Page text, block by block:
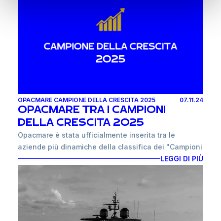
significativo e, quindi, ponendosi come “motore” di
crescita e sviluppo ma anche in valorizzazione delle
competenze produttive locali.
OPACMARE CAMPIONE DELLA CRESCITA 2025 07.11.24
OPACMARE TRA I CAMPIONI
DELLA CRESCITA 2025
Opacmare è stata ufficialmente inserita tra le
aziende più dinamiche della classifica dei "Campioni
della Crescita 2025", un prestigioso riconoscimento
novembre 2024 su “La Repubblica Affari & Finanza”.
In questa edizione speciale, saranno celebrati i primi
600 classificati, mentre l'elenco completo delle 800
aziende premiate sarà reso disponibile online il
LEGGI DI PIÙ